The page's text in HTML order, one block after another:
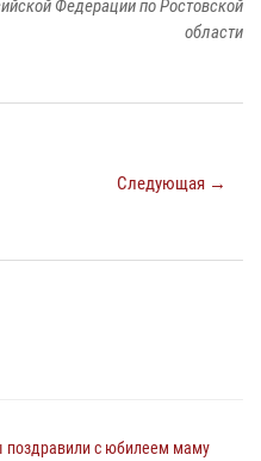
Федерации по Ростовской
области
Следующая →
поздравили с юбилеем маму